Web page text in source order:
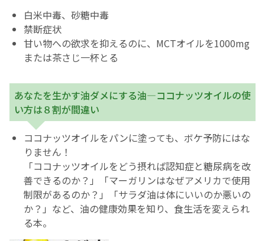
白米中毒、砂糖中毒
禁断症状
甘い物への欲求を抑えるのに、MCTオイルを1000mg
または茶さじ一杯とる
あなたを生かす油ダメにする油―ココナッツオイルの使
い方は８割が間違い
ココナッツオイルをパンに塗っても、ボケ予防にはな
りません！
「ココナッツオイルをどう摂れば認知症と糖尿病を改
善できるのか？」「マーガリンはなぜアメリカで使用
制限があるのか？」「サラダ油は体にいいのか悪いの
か？」など、油の健康効果を知り、食生活を変えられ
る本。